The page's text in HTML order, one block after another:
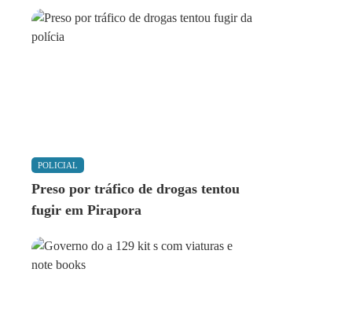
POLICIAL
Preso por tráfico de drogas tentou
fugir em Pirapora